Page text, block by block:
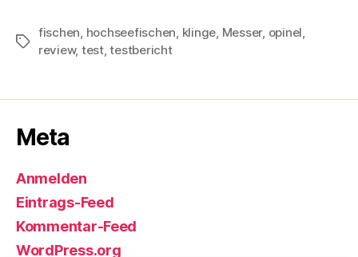
Schlagwörter
fischen hochseefischen klinge Messer, opinel
review, test,testbericht
Meta
Anmelden
Eintrags-Feed
Kommentar-Feed
WordPress.org